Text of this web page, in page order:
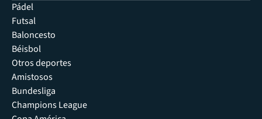
Pádel
Futsal
Baloncesto
Béisbol
Otros deportes
Amistosos
Bundesliga
Champions League